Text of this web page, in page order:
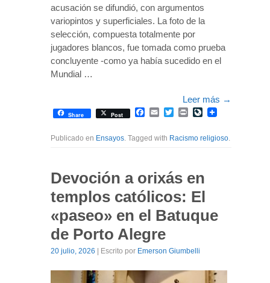
acusación se difundió, con argumentos
variopintos y superficiales. La foto de la
selección, compuesta totalmente por
jugadores blancos, fue tomada como prueba
concluyente -como ya había sucedido en el
Mundial …
Leer más →
Share Post Facebook
EmailTwitterPrintLiveJournal
Publicado en Ensayos . Tagged with Racismo religioso
Devoción a orixás en
templos católicos: El
«paseo» en el Batuque
de Porto Alegre
20 julio, 2026 | Escrito por Emerson Giumbelli